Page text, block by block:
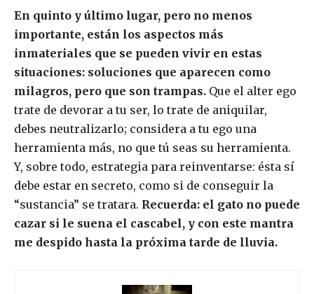
En quinto y último lugar, pero no menos
importante, están los aspectos más
inmateriales que se pueden vivir en estas
situaciones: soluciones que aparecen como
milagros, pero que son trampas. Que el alter ego
trate de devorar a tu ser, lo trate de aniquilar,
debes neutralizarlo; considera a tu ego una
herramienta más, no que tú seas su herramienta.
Y, sobre todo, estrategia para reinventarse: ésta sí
debe estar en secreto, como si de conseguir la
“sustancia” se tratara. Recuerda: el gato no puede
cazar si le suena el cascabel, y con este mantra
me despido hasta la próxima tarde de lluvia.